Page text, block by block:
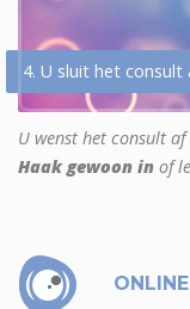
4. U sluit het consult
U wenst het consult
Haak gewoon in of